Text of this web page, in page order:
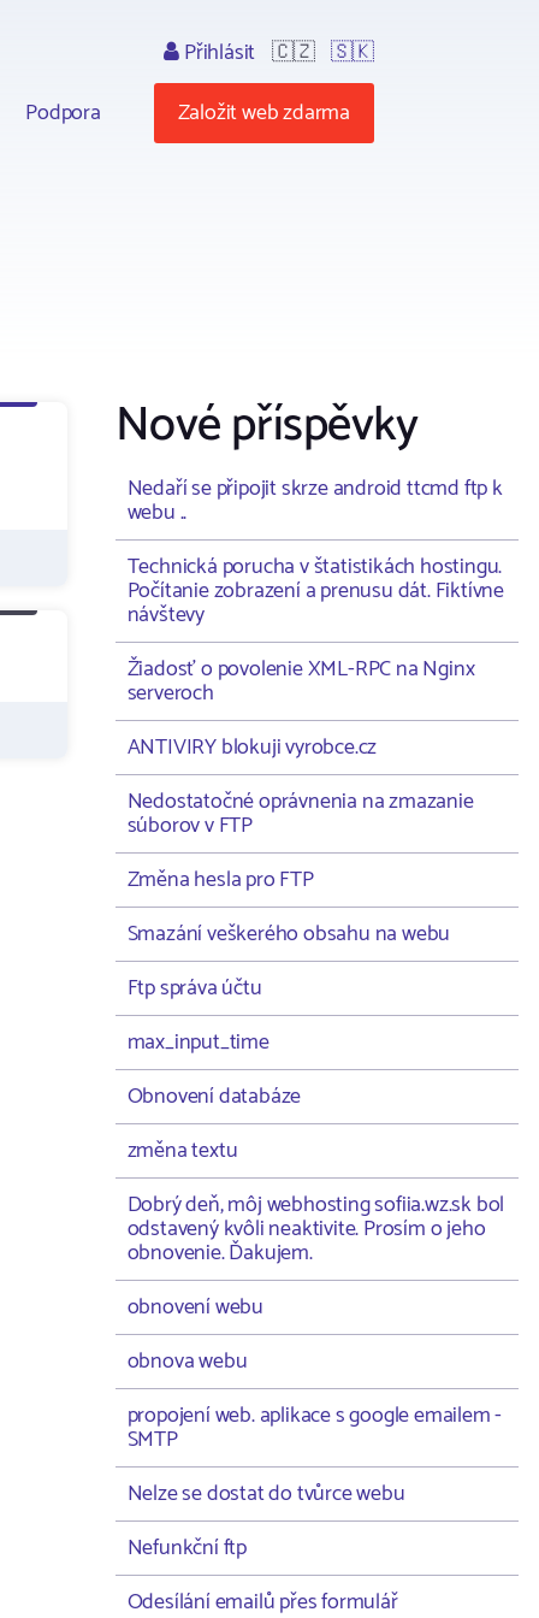
Podpora
Přihlásit 🇨🇿 🇸🇰
Založit web zdarma
Nové příspěvky
Nedaří se připojit skrze android ttcmd ftp k
webu ..
Technická porucha v štatistikách hostingu.
Počítanie zobrazení a prenusu dát. Fiktívne
návštevy
Žiadosť o povolenie XML-RPC na Nginx
serveroch
ANTIVIRY blokuji vyrobce.cz
Nedostatočné oprávnenia na zmazanie
súborov v FTP
Změna hesla pro FTP
Smazání veškerého obsahu na webu
Ftp správa účtu
max_input_time
Obnovení databáze
změna textu
Dobrý deň, môj webhosting sofiia.wz.sk bol
odstavený kvôli neaktivite. Prosím o jeho
obnovenie. Ďakujem.
obnovení webu
obnova webu
propojení web. aplikace s google emailem -
SMTP
Nelze se dostat do tvůrce webu
Nefunkční ftp
Odesílání emailů přes formulář